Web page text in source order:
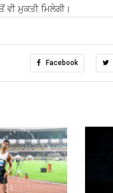
ਮੁਕਤੀ ਮਿਲੇਗੀ।
Facebook